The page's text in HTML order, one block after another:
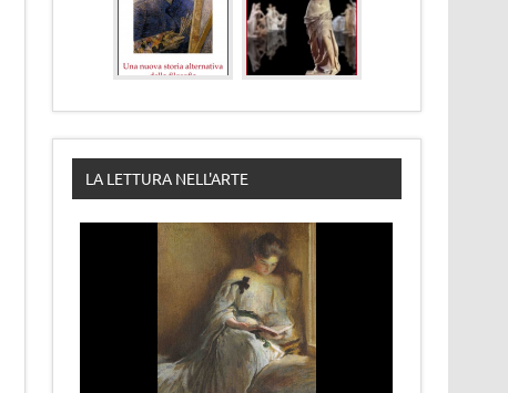
LA LETTURA NELL'ARTE